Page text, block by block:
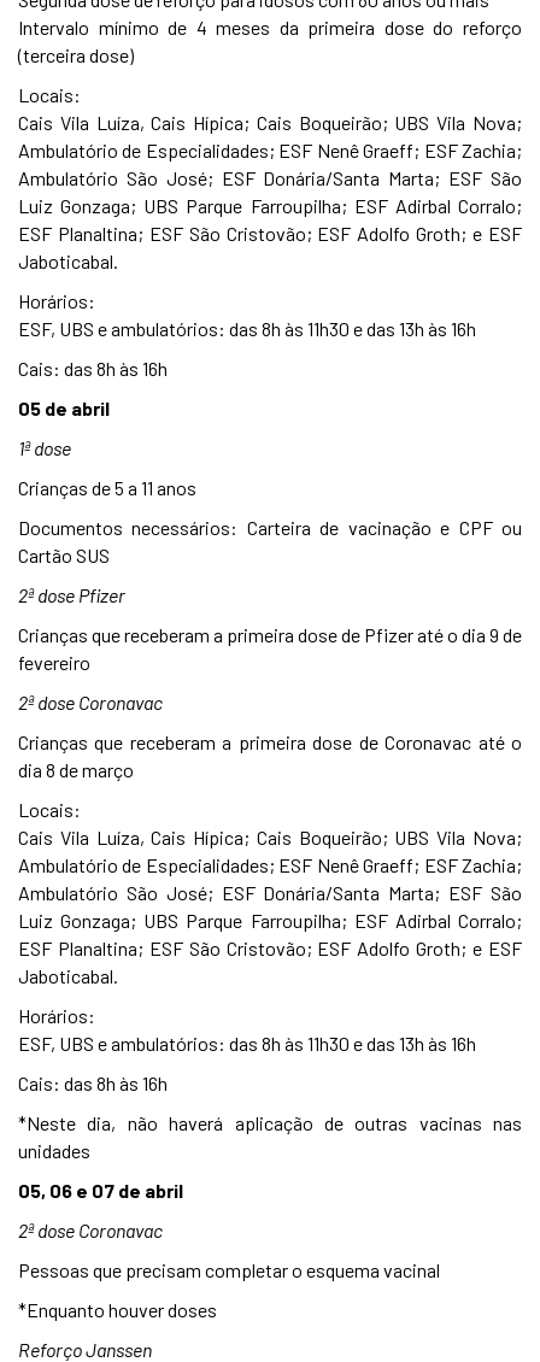
Intervalo mínimo de 4 meses da primeira dose do reforço
(terceira dose)
Locais:
Cais Vila Luíza, Cais Hípica; Cais Boqueirão; UBS Vila Nova;
Ambulatório de Especialidades; ESF Nenê Graeff; ESF Zachia;
Ambulatório São José; ESF Donária/Santa Marta; ESF São
Luiz Gonzaga; UBS Parque Farroupilha; ESF Adirbal Corralo;
ESF Planaltina; ESF São Cristovão; ESF Adolfo Groth; e ESF
Jaboticabal.
Horários:
ESF, UBS e ambulatórios: das 8h às 11h30 e das 13h às 16h
Cais: das 8h às 16h
05 de abril
1ª dose
Crianças de 5 a 11 anos
Documentos necessários: Carteira de vacinação e CPF ou
Cartão SUS
2ª dose Pfizer
Crianças que receberam a primeira dose de Pfizer até o dia 9 de
fevereiro
2ª dose Coronavac
Crianças que receberam a primeira dose de Coronavac até o
dia 8 de março
Locais:
Cais Vila Luíza, Cais Hípica; Cais Boqueirão; UBS Vila Nova;
Ambulatório de Especialidades; ESF Nenê Graeff; ESF Zachia;
Ambulatório São José; ESF Donária/Santa Marta; ESF São
Luiz Gonzaga; UBS Parque Farroupilha; ESF Adirbal Corralo;
ESF Planaltina; ESF São Cristovão; ESF Adolfo Groth; e ESF
Jaboticabal.
Horários:
ESF, UBS e ambulatórios: das 8h às 11h30 e das 13h às 16h
Cais: das 8h às 16h
*Neste dia, não haverá aplicação de outras vacinas nas
unidades
05, 06 e 07 de abril
2ª dose Coronavac
Pessoas que precisam completar o esquema vacinal
*Enquanto houver doses
Reforço Janssen